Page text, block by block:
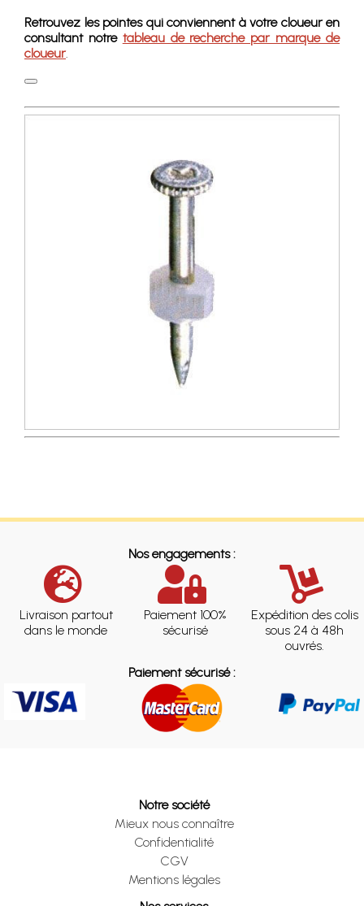
Retrouvez les pointes qui conviennent à votre cloueur en
consultant notre tableau de recherche par marque de
cloueur.
Nos engagements :
Livraison partout
dans le monde
Paiement 100%
sécurisé
Expédition des colis
sous 24 à 48h
ouvrés.
Paiement sécurisé :
Notre société
Mieux nous connaître
Confidentialité
CGV
Mentions légales